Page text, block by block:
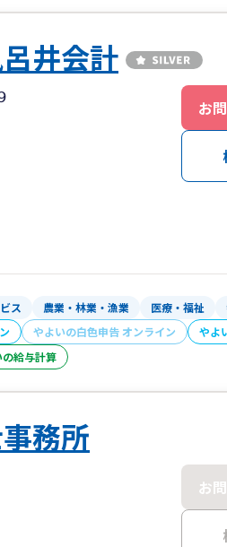
井会計
お
ス 農業・林業・漁業 医療・福祉
やよいの白色申告 オンライン やよ
給与計算
務所
お